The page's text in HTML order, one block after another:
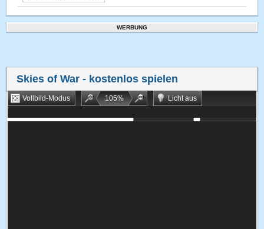
WERBUNG
Skies of War - kostenlos spielen
Vollbild-Modus 105%
Licht aus